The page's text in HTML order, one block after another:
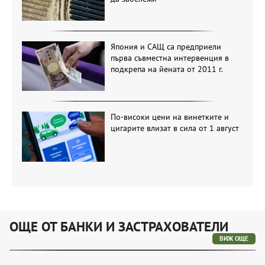
Япония и САЩ са предприели
първа съвместна интервенция в
подкрепа на йената от 2011 г.
По-високи цени на винетките и
цигарите влизат в сила от 1 август
ОЩЕ ОТ БАНКИ И ЗАСТРАХОВАТЕЛИ
ВИЖ ОЩЕ